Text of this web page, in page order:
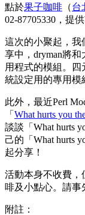
點於果子咖啡 （台
02-87705330，提
這次的小聚起，我
享中，dryman將和
用程式的模組。四
統設定用的專用模
此外，最近Perl
「 What hurts you
談談「What hurts
己的「What hurts
起分享！
活動本身不收費，
啡及小點心。請事
附註：